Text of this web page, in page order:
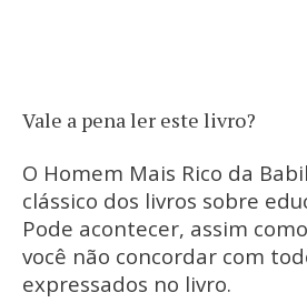
Vale a pena ler este livro?
O Homem Mais Rico da
clássico dos livros sobre
Pode acontecer, assim
você não concordar com
expressados no livro.